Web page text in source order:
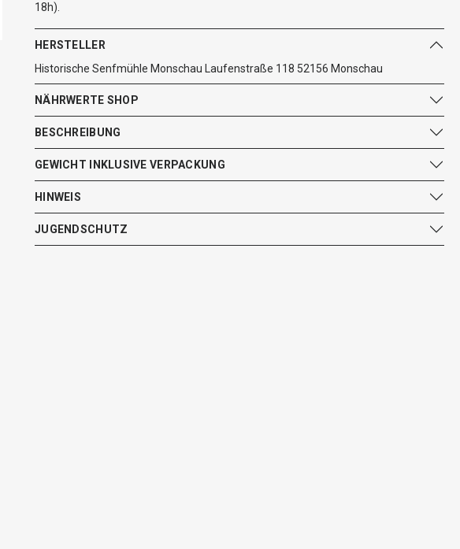
18h).
HERSTELLER
Historische Senfmühle Monschau Laufenstraße 118 52156 Monschau
NÄHRWERTE SHOP
BESCHREIBUNG
GEWICHT INKLUSIVE VERPACKUNG
HINWEIS
JUGENDSCHUTZ